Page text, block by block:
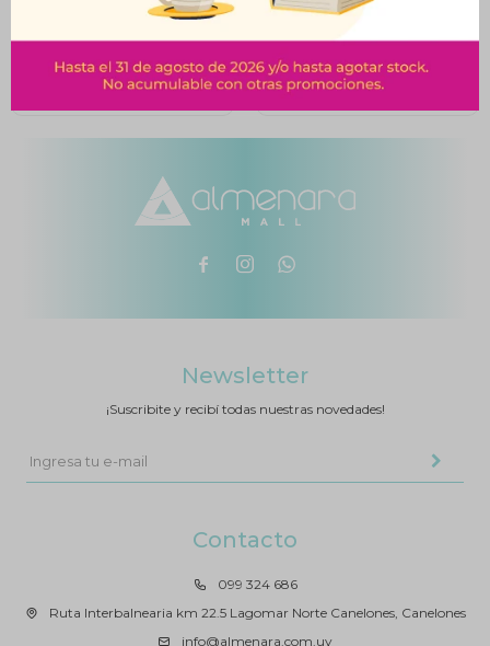
850
$ 890
  
Contacto
099 324 686
Ruta Interbalnearia km 22.5 Lagomar Norte Canelones, Canelones
info@almenara.com.uy
Newsletter
¡Suscribite y recibí todas nuestras novedades!